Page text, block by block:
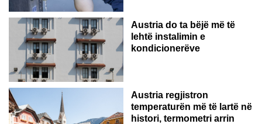
Austria do ta bëjë më të
lehtë instalimin e
kondicionerëve
Austria regjistron
temperaturën më të lartë në
histori, termometri arrin